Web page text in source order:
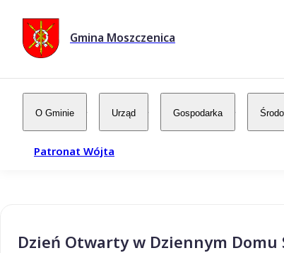
Gmina Moszczenica
O Gminie Urząd Gospodarka
Patronat Wójta
Dzień Otwarty w Dziennym Domu